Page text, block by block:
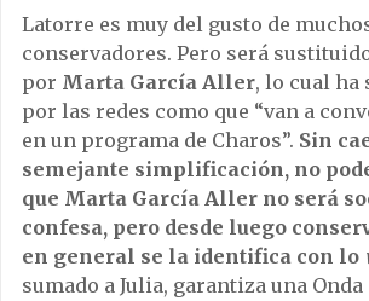
Latorre es muy del gusto de
conservadores. Pero será
por Marta García Aller, lo cual ha
por las redes como que “van a
en un programa de Charos”. Sin
semejante simplificación, no
que Marta García Aller no será
confesa, pero desde luego
en general se la identifica con lo
sumado a Julia, garantiza una Onda